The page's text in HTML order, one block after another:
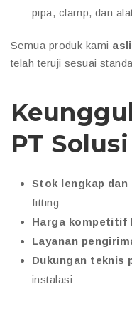
pipa, clamp, dan
Semua produk kami
telah teruji sesuai
PT
Stok lengkap dan
fitting
Harga kompetitif
Layanan
Dukungan teknis
instalasi